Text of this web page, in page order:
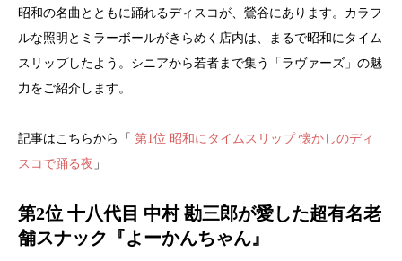
昭和の名曲とともに踊れるディスコが、鶯谷にあります。カラフ
ルな照明とミラーボールがきらめく店内は、まるで昭和にタイム
スリップしたよう。シニアから若者まで集う「ラヴァーズ」の魅
力をご紹介します。
記事はこちらから「 第1位 昭和にタイムスリップ 懐かしのディ
スコで踊る夜 」
第2位 十八代目 中村 勘三郎が愛した超有名老
舗スナック『よーかんちゃん』